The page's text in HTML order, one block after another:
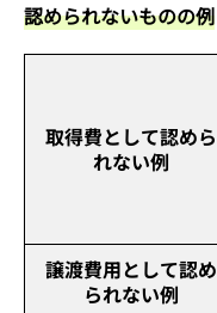
認められないものの例
取得費として認めら
れない例
譲渡費用として認め
られない例